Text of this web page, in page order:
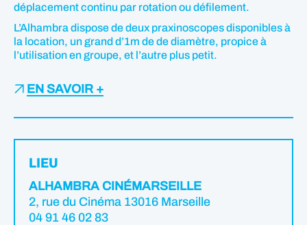
déplacement continu par rotation ou défilement.
L’Alhambra dispose de deux praxinoscopes disponibles à
la location, un grand d’1m de de diamètre, propice à
l’utilisation en groupe, et l’autre plus petit.
EN SAVOIR +
LIEU
ALHAMBRA CINÉMARSEILLE
2, rue du Cinéma 13016 Marseille
04 91 46 02 83